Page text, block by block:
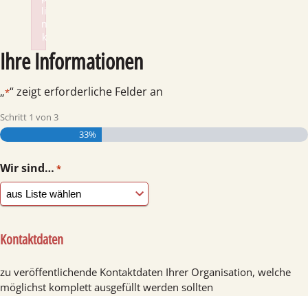
Ihre Informationen
„*“ zeigt erforderliche Felder an
Schritt 1 von 3
33%
Wir sind… *
Kontaktdaten
zu veröffentlichende Kontaktdaten Ihrer Organisation, welche
möglichst komplett ausgefüllt werden sollten
li
n
k
Failed to initialize plugin: wplink